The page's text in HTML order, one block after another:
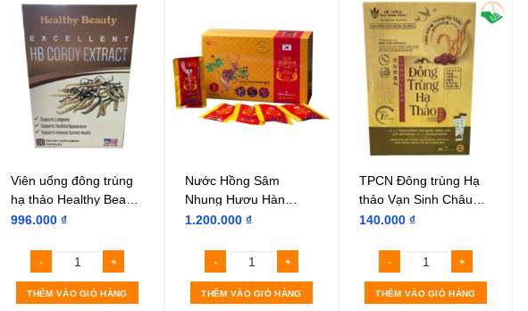
Viên uống đông trùng
hạ thảo Healthy Beauty
HB Cordy Extract
996.000₫
THÊM VÀO GIỎ HÀNG
Nước Hồng Sâm
Nhung Hươu Hàn
Quốc
1.200.000₫
THÊM VÀO GIỎ HÀNG
TPCN Đông trùng Hạ
thảo Vạn Sinh Châu
(Hộp 20 gói)
140.000₫
THÊM VÀO GIỎ HÀNG